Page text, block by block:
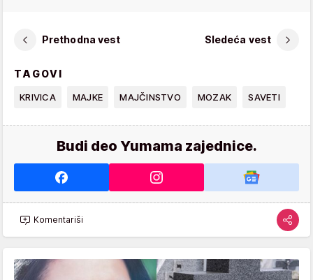
Prethodna vest Sledeća vest
TAGOVI
KRIVICA MAJKE MAJČINSTVO MOZAK SAVETI
Budi deo Yumama zajednice.
Komentariši